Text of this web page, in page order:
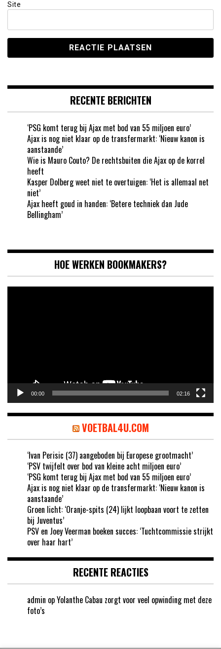
Site
RECENTE BERICHTEN
‘PSG komt terug bij Ajax met bod van 55 miljoen euro’
Ajax is nog niet klaar op de transfermarkt: ‘Nieuw kanon is
aanstaande’
Wie is Mauro Couto? De rechtsbuiten die Ajax op de korrel
heeft
Kasper Dolberg weet niet te overtuigen: ‘Het is allemaal net
niet’
Ajax heeft goud in handen: ‘Betere techniek dan Jude
Bellingham’
HOE WERKEN BOOKMAKERS?
00:00 02:16
VOETBAL4U.COM
‘Ivan Perisic (37) aangeboden bij Europese grootmacht’
‘PSV twijfelt over bod van kleine acht miljoen euro’
‘PSG komt terug bij Ajax met bod van 55 miljoen euro’
Ajax is nog niet klaar op de transfermarkt: ‘Nieuw kanon is
aanstaande’
Groen licht: ‘Oranje-spits (24) lijkt loopbaan voort te zetten
bij Juventus’
PSV en Joey Veerman boeken succes: ‘Tuchtcommissie strijkt
over haar hart’
RECENTE REACTIES
admin opYolanthe Cabau zorgt voor veel opwinding met deze
foto’s